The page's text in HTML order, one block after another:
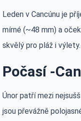
Leden v Cancúnu je
mírné (~48 mm) a
skvělý pro pláž i výlety.
Počasí -
Únor patří mezi
jsou převážně